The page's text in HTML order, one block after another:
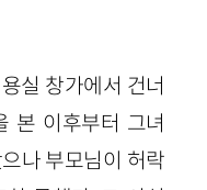
실 창가에서 건너
본 이후부터 그녀
나 부모님이 허락